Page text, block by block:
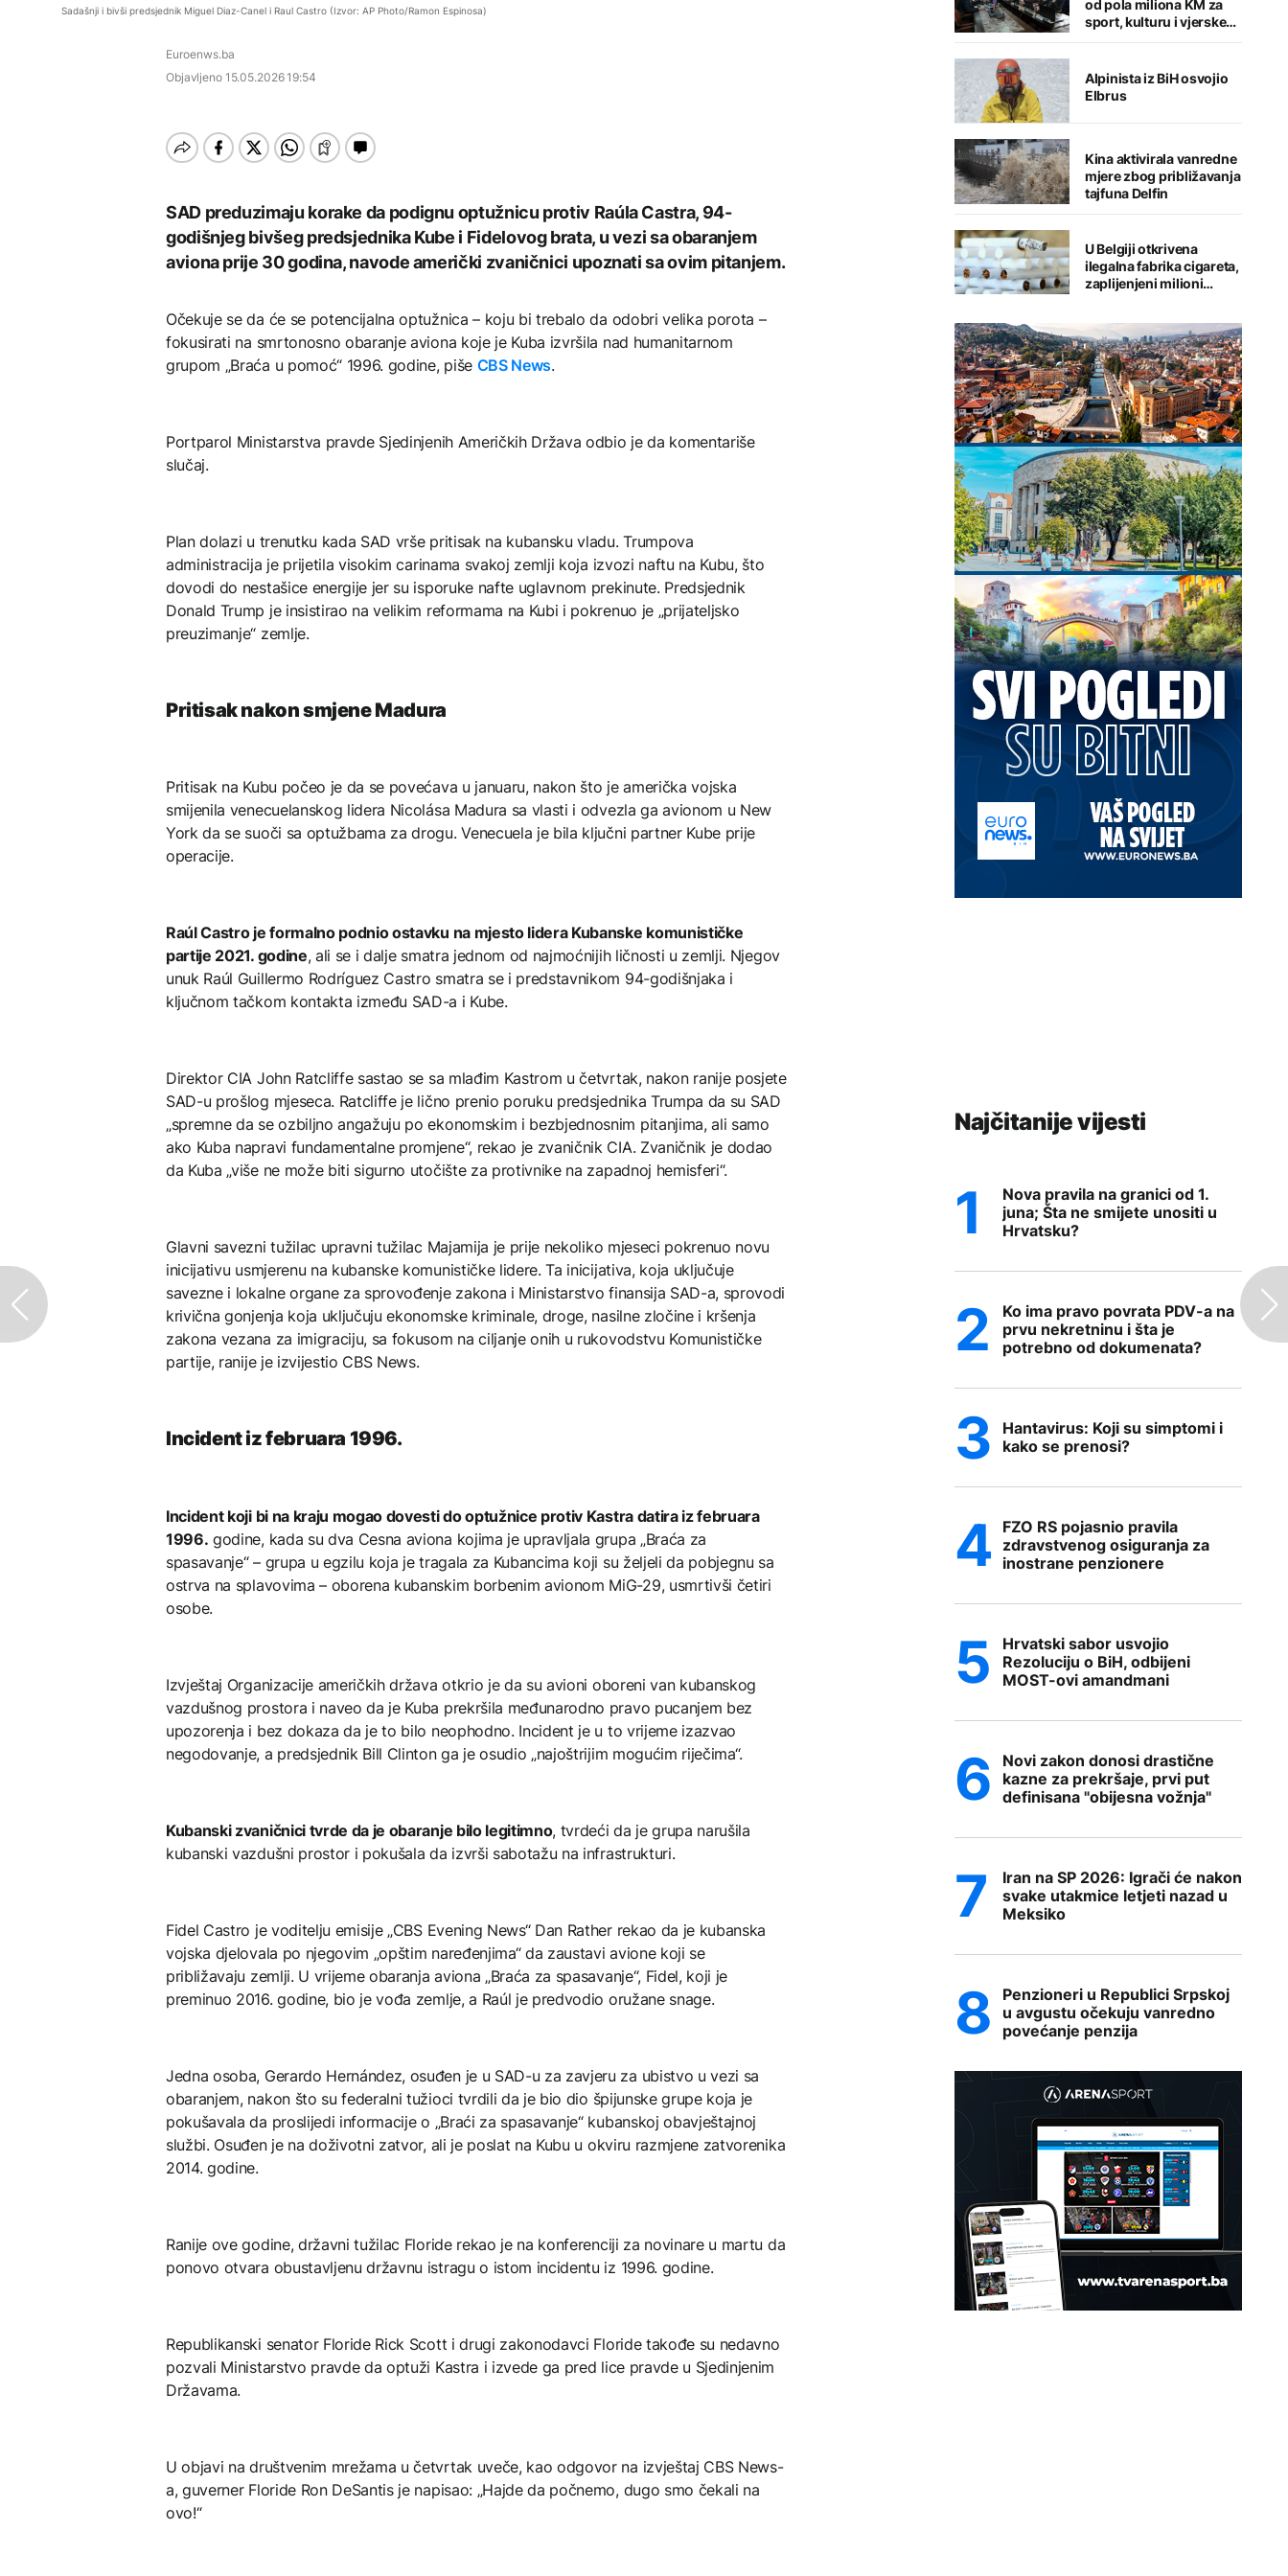
programa "Moje pravo"
zapošljavanje u okviru
programa "Moje pravo"
Grgurević traži
blizini Manastira Ostrog
AKTUELNO
tragedije na Elbrusu:
Veliku ulogu odigrali su
vremenski uslovi
Postignut dogovor,
Hormuški moreuz
uskoro se otvara na 60
dana
Rihanna radi na novom
albumu
Šta je Ciklospora i da li
prijeti širenje u Evropi?
KULTURA
septembra: Stiže
evropski pozorišni
spektakl “Brechtovi
duhovi”
Sadašnji i bivši predsjednik Miguel Diaz-Canel i Raul Castro (Izvor: AP Photo/Ramon Espinosa)
Euroenws.ba
Objavljeno 15.05.2026 19:54
SAD preduzimaju korake da podignu optužnicu protiv Raúla Castra, 94-
godišnjeg bivšeg predsjednika Kube i Fidelovog brata, u vezi sa obaranjem
aviona prije 30 godina, navode američki zvaničnici upoznati sa ovim pitanjem.
Očekuje se da će se potencijalna optužnica – koju bi trebalo da odobri velika porota –
fokusirati na smrtonosno obaranje aviona koje je Kuba izvršila nad humanitarnom
grupom „Braća u pomoć“ 1996. godine, piše CBS News.
Portparol Ministarstva pravde Sjedinjenih Američkih Država odbio je da komentariše
slučaj.
Plan dolazi u trenutku kada SAD vrše pritisak na kubansku vladu. Trumpova
administracija je prijetila visokim carinama svakoj zemlji koja izvozi naftu na Kubu, što
dovodi do nestašice energije jer su isporuke nafte uglavnom prekinute. Predsjednik
Donald Trump je insistirao na velikim reformama na Kubi i pokrenuo je „prijateljsko
preuzimanje“ zemlje.
Pritisak nakon smjene Madura
Pritisak na Kubu počeo je da se povećava u januaru, nakon što je američka vojska
smijenila venecuelanskog lidera Nicolása Madura sa vlasti i odvezla ga avionom u New
York da se suoči sa optužbama za drogu. Venecuela je bila ključni partner Kube prije
operacije.
Raúl Castro je formalno podnio ostavku na mjesto lidera Kubanske komunističke
partije 2021. godine, ali se i dalje smatra jednom od najmoćnijih ličnosti u zemlji. Njegov
unuk Raúl Guillermo Rodríguez Castro smatra se i predstavnikom 94-godišnjaka i
ključnom tačkom kontakta između SAD-a i Kube.
Direktor CIA John Ratcliffe sastao se sa mlađim Kastrom u četvrtak, nakon ranije posjete
SAD-u prošlog mjeseca. Ratcliffe je lično prenio poruku predsjednika Trumpa da su SAD
„spremne da se ozbiljno angažuju po ekonomskim i bezbjednosnim pitanjima, ali samo
ako Kuba napravi fundamentalne promjene“, rekao je zvaničnik CIA. Zvaničnik je dodao
da Kuba „više ne može biti sigurno utočište za protivnike na zapadnoj hemisferi“.
Glavni savezni tužilac upravni tužilac Majamija je prije nekoliko mjeseci pokrenuo novu
inicijativu usmjerenu na kubanske komunističke lidere. Ta inicijativa, koja uključuje
savezne i lokalne organe za sprovođenje zakona i Ministarstvo finansija SAD-a, sprovodi
krivična gonjenja koja uključuju ekonomske kriminale, droge, nasilne zločine i kršenja
zakona vezana za imigraciju, sa fokusom na ciljanje onih u rukovodstvu Komunističke
partije, ranije je izvijestio CBS News.
Incident iz februara 1996.
Incident koji bi na kraju mogao dovesti do optužnice protiv Kastra datira iz februara
1996. godine, kada su dva Cesna aviona kojima je upravljala grupa „Braća za
spasavanje“ – grupa u egzilu koja je tragala za Kubancima koji su željeli da pobjegnu sa
ostrva na splavovima – oborena kubanskim borbenim avionom MiG-29, usmrtivši četiri
osobe.
Izvještaj Organizacije američkih država otkrio je da su avioni oboreni van kubanskog
vazdušnog prostora i naveo da je Kuba prekršila međunarodno pravo pucanjem bez
upozorenja i bez dokaza da je to bilo neophodno. Incident je u to vrijeme izazvao
negodovanje, a predsjednik Bill Clinton ga je osudio „najoštrijim mogućim riječima“.
Kubanski zvaničnici tvrde da je obaranje bilo legitimno, tvrdeći da je grupa narušila
kubanski vazdušni prostor i pokušala da izvrši sabotažu na infrastrukturi.
Fidel Castro je voditelju emisije „CBS Evening News“ Dan Rather rekao da je kubanska
vojska djelovala po njegovim „opštim naređenjima“ da zaustavi avione koji se
približavaju zemlji. U vrijeme obaranja aviona „Braća za spasavanje“, Fidel, koji je
preminuo 2016. godine, bio je vođa zemlje, a Raúl je predvodio oružane snage.
Jedna osoba, Gerardo Hernández, osuđen je u SAD-u za zavjeru za ubistvo u vezi sa
obaranjem, nakon što su federalni tužioci tvrdili da je bio dio špijunske grupe koja je
pokušavala da proslijedi informacije o „Braći za spasavanje“ kubanskoj obavještajnoj
službi. Osuđen je na doživotni zatvor, ali je poslat na Kubu u okviru razmjene zatvorenika
2014. godine.
Ranije ove godine, državni tužilac Floride rekao je na konferenciji za novinare u martu da
ponovo otvara obustavljenu državnu istragu o istom incidentu iz 1996. godine.
Republikanski senator Floride Rick Scott i drugi zakonodavci Floride takođe su nedavno
pozvali Ministarstvo pravde da optuži Kastra i izvede ga pred lice pravde u Sjedinjenim
Državama.
U objavi na društvenim mrežama u četvrtak uveče, kao odgovor na izvještaj CBS News-
a, guverner Floride Ron DeSantis je napisao: „Hajde da počnemo, dugo smo čekali na
ovo!“
od pola miliona KM za
sport, kulturu i vjerske
institucije
Alpinista iz BiH osvojio
Elbrus
Kina aktivirala vanredne
mjere zbog približavanja
tajfuna Delfin
U Belgiji otkrivena
ilegalna fabrika cigareta,
zaplijenjeni milioni
Najčitanije vijesti
Nova pravila na granici od 1.
juna; Šta ne smijete unositi u
Hrvatsku?
Ko ima pravo povrata PDV-a na
prvu nekretninu i šta je
potrebno od dokumenata?
Hantavirus: Koji su simptomi i
kako se prenosi?
FZO RS pojasnio pravila
zdravstvenog osiguranja za
inostrane penzionere
Hrvatski sabor usvojio
Rezoluciju o BiH, odbijeni
MOST-ovi amandmani
Novi zakon donosi drastične
kazne za prekršaje, prvi put
definisana "obijesna vožnja"
Iran na SP 2026: Igrači će nakon
svake utakmice letjeti nazad u
Meksiko
Penzioneri u Republici Srpskoj
u avgustu očekuju vanredno
povećanje penzija